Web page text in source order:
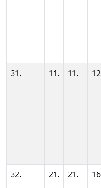
31. 11. 11. 12
32. 21. 21. 16